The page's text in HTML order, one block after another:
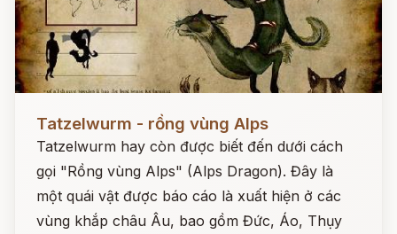
Tatzelwurm - rồng vùng Alps
Tatzelwurm hay còn được biết đến dưới cách
gọi "Rồng vùng Alps" (Alps Dragon). Đây là
một quái vật được báo cáo là xuất hiện ở các
vùng khắp châu Âu, bao gồm Đức, Áo, Thụy